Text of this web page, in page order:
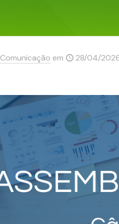
Comunicação em 28/04/